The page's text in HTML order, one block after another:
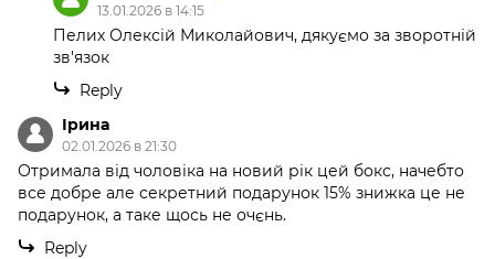
13.01.2026 в 14:15
Пелих Олексій Миколайович, дякуємо за зворотній
зв'язок
Reply
Ірина
02.01.2026 в 21:30
Отримала від чоловіка на новий рік цей бокс, начебто
все добре але секретний подарунок 15% знижка це не
подарунок, а таке щось не очєнь.
Reply